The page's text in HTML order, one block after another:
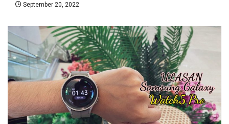
September 20, 2022